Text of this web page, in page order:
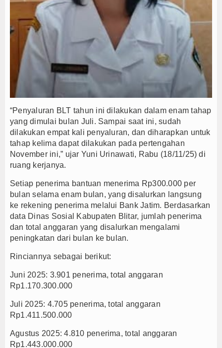
“Penyaluran BLT tahun ini dilakukan dalam enam tahap
yang dimulai bulan Juli. Sampai saat ini, sudah
dilakukan empat kali penyaluran, dan diharapkan untuk
tahap kelima dapat dilakukan pada pertengahan
November ini,” ujar Yuni Urinawati, Rabu (18/11/25) di
ruang kerjanya.
Setiap penerima bantuan menerima Rp300.000 per
bulan selama enam bulan, yang disalurkan langsung
ke rekening penerima melalui Bank Jatim. Berdasarkan
data Dinas Sosial Kabupaten Blitar, jumlah penerima
dan total anggaran yang disalurkan mengalami
peningkatan dari bulan ke bulan.
Rinciannya sebagai berikut:
Juni 2025: 3.901 penerima, total anggaran
Rp1.170.300.000
Juli 2025: 4.705 penerima, total anggaran
Rp1.411.500.000
Agustus 2025: 4.810 penerima, total anggaran
Rp1.443.000.000